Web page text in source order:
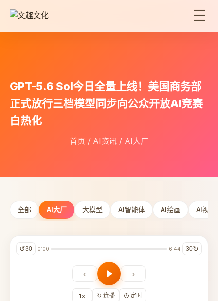
☰
GPT-5.6 Sol今日全量上线！美国商务部
正式放行三档模型同步向公众开放AI竞赛
白热化
首页 / AI资讯 / AI大厂
全部 AI大厂 大模型 AI智能体 AI绘画 AI视频
↺30 0:00 6:44 30↻
‹ ›
1x ↻ 连播 定时